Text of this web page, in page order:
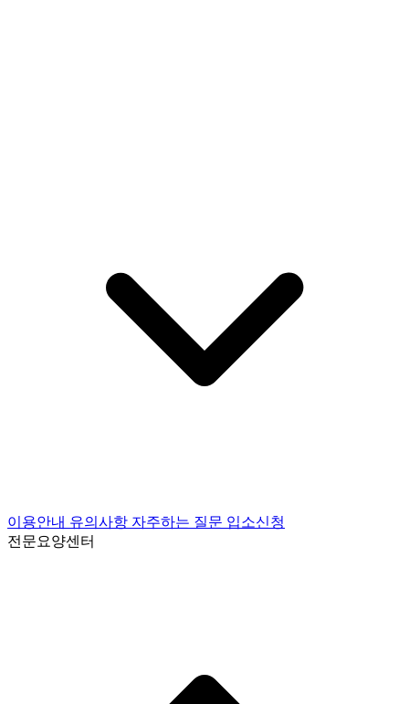
이용안내 유의사항 자주하는 질문 입소신청
전문요양센터